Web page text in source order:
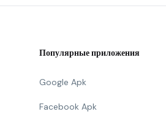
Популярные приложения
Google Apk
Facebook Apk